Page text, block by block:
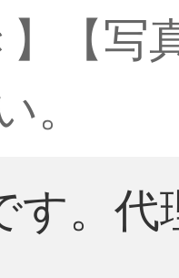
【写
。代